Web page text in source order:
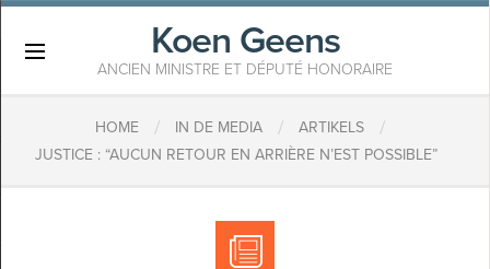
Koen Geens
ANCIEN MINISTRE ET DÉPUTÉ HONORAIRE
HOME / IN DE MEDIA / ARTIKELS /
JUSTICE : “AUCUN RETOUR EN ARRIÈRE N’EST POSSIBLE”